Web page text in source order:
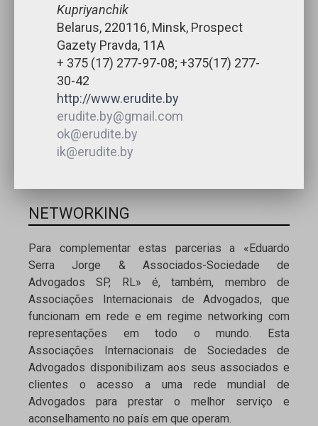
Kupriyanchik
Belarus, 220116, Minsk, Prospect
Gazety Pravda, 11A
+ 375 (17) 277-97-08; +375(17) 277-
30-42
http://www.erudite.by
erudite.by@gmail.com
ok@erudite.by
ik@erudite.by
NETWORKING
Para complementar estas parcerias a «Eduardo
Serra Jorge & Associados-Sociedade de
Advogados SP, RL» é, também, membro de
Associações Internacionais de Advogados, que
funcionam em rede e em regime networking com
representações em todo o mundo. Esta
Associações Internacionais de Sociedades de
Advogados disponibilizam aos seus associados e
clientes o acesso a uma rede mundial de
Advogados para prestar o melhor serviço e
aconselhamento no país em que operam.